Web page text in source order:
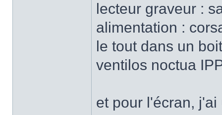
lecteur graveur :
alimentation :
le tout dans un
ventilos noctua
et pour l'écran,